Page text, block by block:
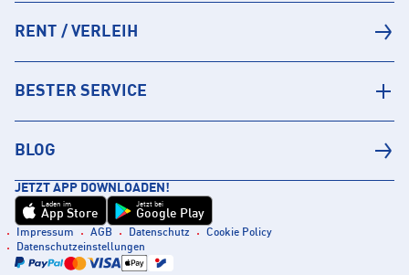
RENT / VERLEIH
BESTER SERVICE
BLOG
JETZT APP DOWNLOADEN!
Laden im
App Store
Jetzt bei
Google Play
Impressum AGB Datenschutz
Cookie Policy
Datenschutzeinstellungen